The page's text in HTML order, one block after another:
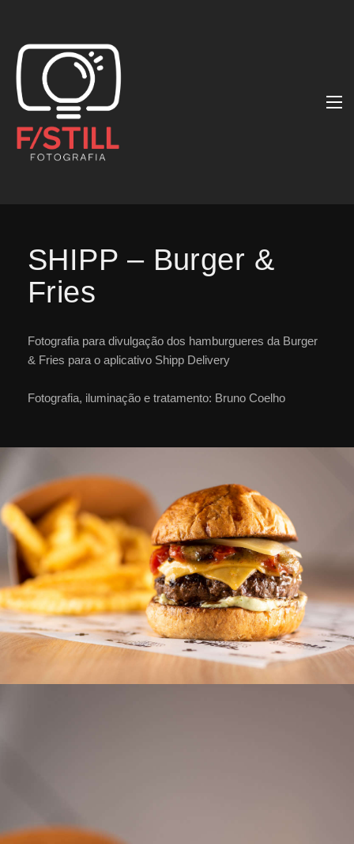
SHIPP – Burger &
Fries
Fotografia para divulgação dos hamburgueres da Burger
& Fries para o aplicativo Shipp Delivery
Fotografia, iluminação e tratamento: Bruno Coelho